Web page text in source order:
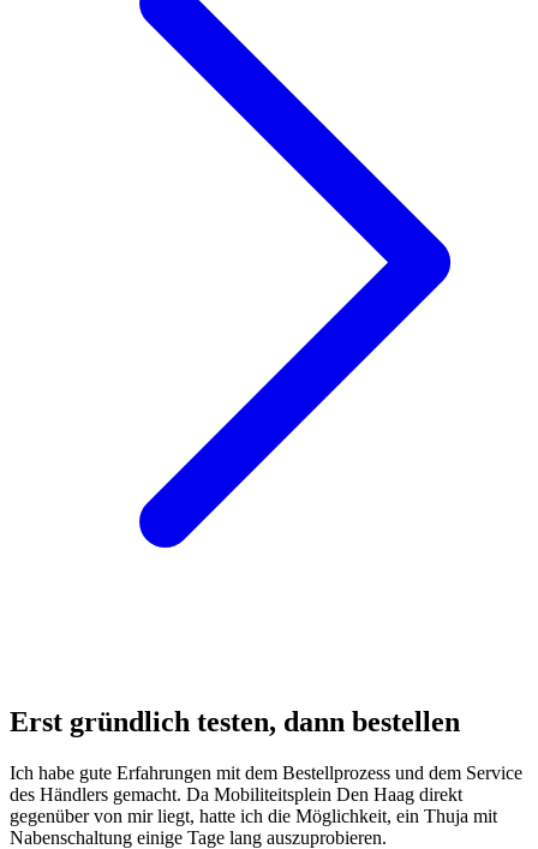
Erst gründlich testen, dann bestellen
Ich habe gute Erfahrungen mit dem Bestellprozess und dem Service
des Händlers gemacht. Da Mobiliteitsplein Den Haag direkt
gegenüber von mir liegt, hatte ich die Möglichkeit, ein Thuja mit
Nabenschaltung einige Tage lang auszuprobieren.